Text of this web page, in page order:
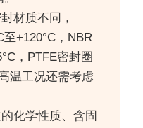
材质不同，
至+120°C，NBR
，PTFE密封圈
温工况还需考虑
化学性质、含固